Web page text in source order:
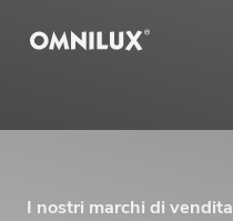
I nostri marchi di vendita